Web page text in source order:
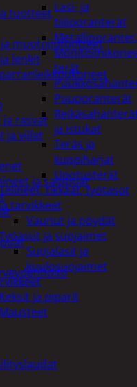
Lasi- ja
tiiliporanterät
terät
Puuporanterät
ja istukat
Teräs ja
kuppiharjat
Upotusterät
tikkaat, työtasot
tarvikkeet
Vaunut ja pöydät
ja suojaimet
Suojalasit ja
kuulosuojaimet
Keksit ja piparit
Mausteet
tuotteet
muotoilutuotteet
lenkit
ja rasvat
ja viilat
ja saippuat